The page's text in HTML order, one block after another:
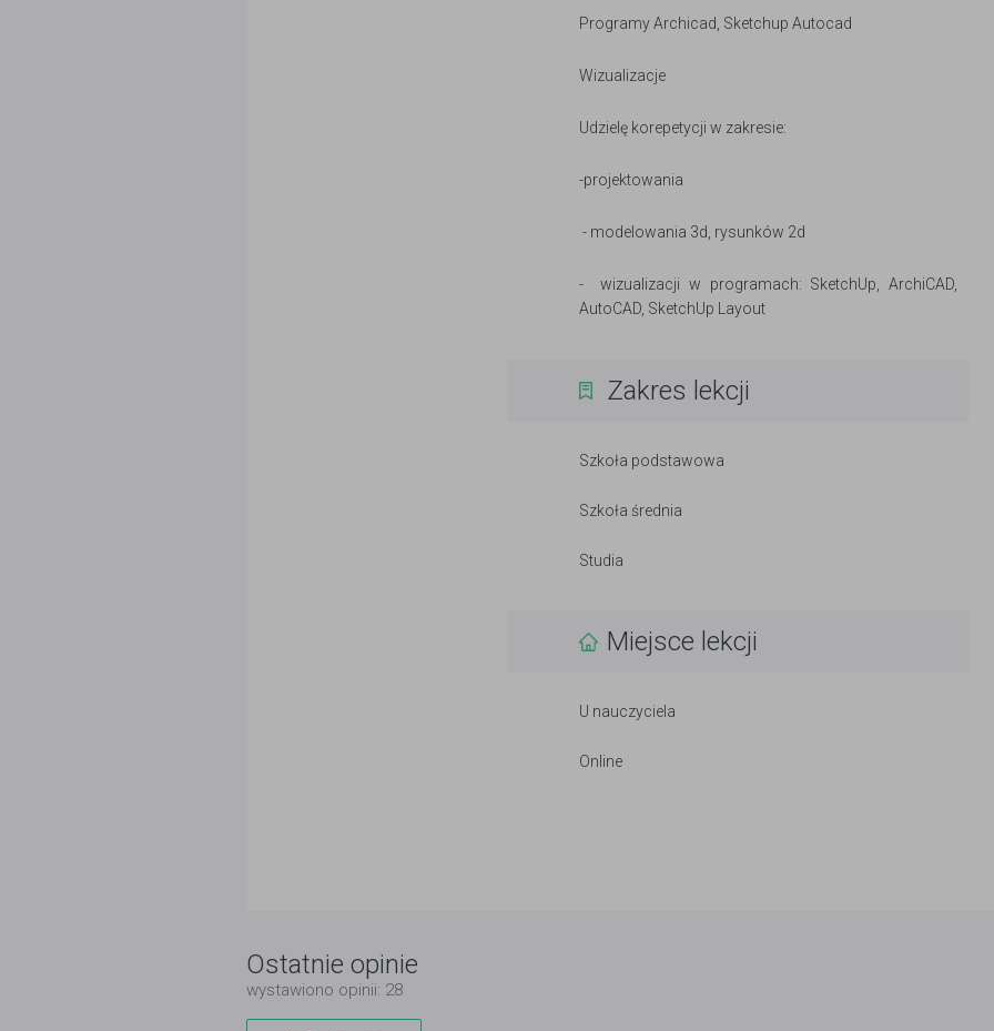
Programy Archicad, Sketchup Autocad
Wizualizacje
Udzielę korepetycji w zakresie:
-projektowania
- modelowania 3d, rysunków 2d
- wizualizacji w programach: SketchUp, ArchiCAD,
AutoCAD, SketchUp Layout
Zakres lekcji
Szkoła podstawowa
Szkoła średnia
Studia
Miejsce lekcji
U nauczyciela
Online
Ostatnie opinie
wystawiono opinii: 28